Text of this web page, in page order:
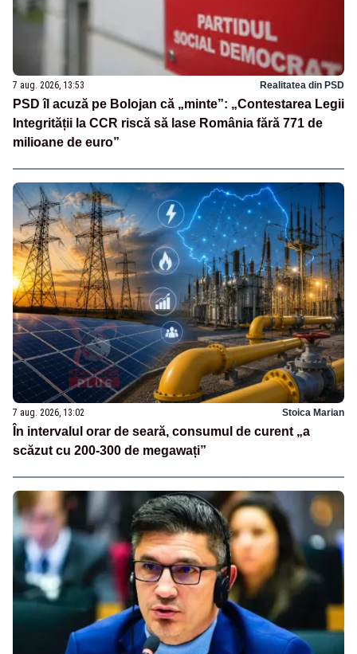
7 aug. 2026, 13:53 Realitatea din PSD
PSD îl acuză pe Bolojan că „minte”: „Contestarea Legii
Integrității la CCR riscă să lase România fără 771 de
milioane de euro”
7 aug. 2026, 13:02 Stoica Marian
În intervalul orar de seară, consumul de curent „a
scăzut cu 200-300 de megawați”